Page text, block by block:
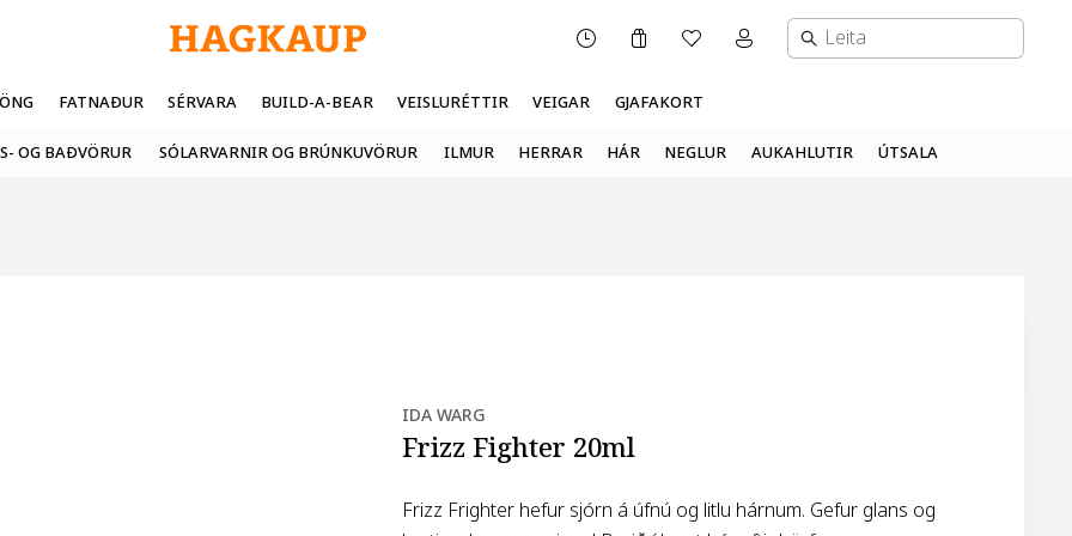
Karfa ÓskalistiMínar síður valmynd
FATNAÐUR SÉRVARA BUILD-A-BEAR VEISLURÉTTIR VEIGAR GJAFAKORT
OG BAÐVÖRUR SÓLARVARNIR OG BRÚNKUVÖRUR ILMUR HERRAR HÁR NEGLUR AUKAHLUTIR ÚTSALA
IDA WARG
Frizz Fighter 20ml
Frizz Frighter hefur sjórn á úfnú og litlu hárnum. Gefur glans og